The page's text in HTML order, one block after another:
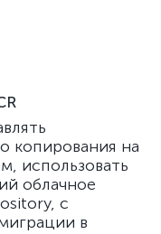
копирования на
использовать
облачное
с
в